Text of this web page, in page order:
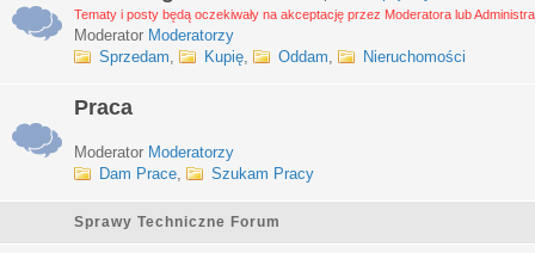
Tematy i posty będą oczekiwały na akceptację przez Moderatora lub
Moderator Moderatorzy
Sprzedam, Kupię, Oddam, Nieruchomości
Praca
Moderator Moderatorzy
Dam Prace, Szukam Pracy
Sprawy Techniczne Forum